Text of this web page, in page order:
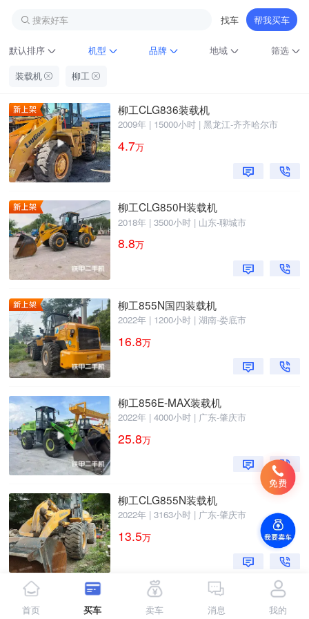
搜索好车 找车 帮我买车
默认排序 机型 品牌 地域
筛选
装载机
柳工
柳工CLG836装载机
2009年 | 15000小时 | 黑龙江-齐齐哈尔市
4.7万
柳工CLG850H装载机
2018年 | 3500小时 | 山东-聊城市
8.8万
柳工855N国四装载机
2022年 | 1200小时 | 湖南-娄底市
16.8万
柳工856E-MAX装载机
2022年 | 4000小时 | 广东-肇庆市
25.8万
柳工CLG855N装载机
2022年 | 3163小时 | 广东-肇庆市
13.5万
柳工CLG855N装载机
2020年 | 3389小时 | 广东-肇庆市
首页 买车 卖车 消息 我的
铁甲龙总部 4000099032 认证经纪人